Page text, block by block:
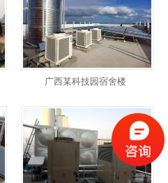
广西某科技园宿舍楼